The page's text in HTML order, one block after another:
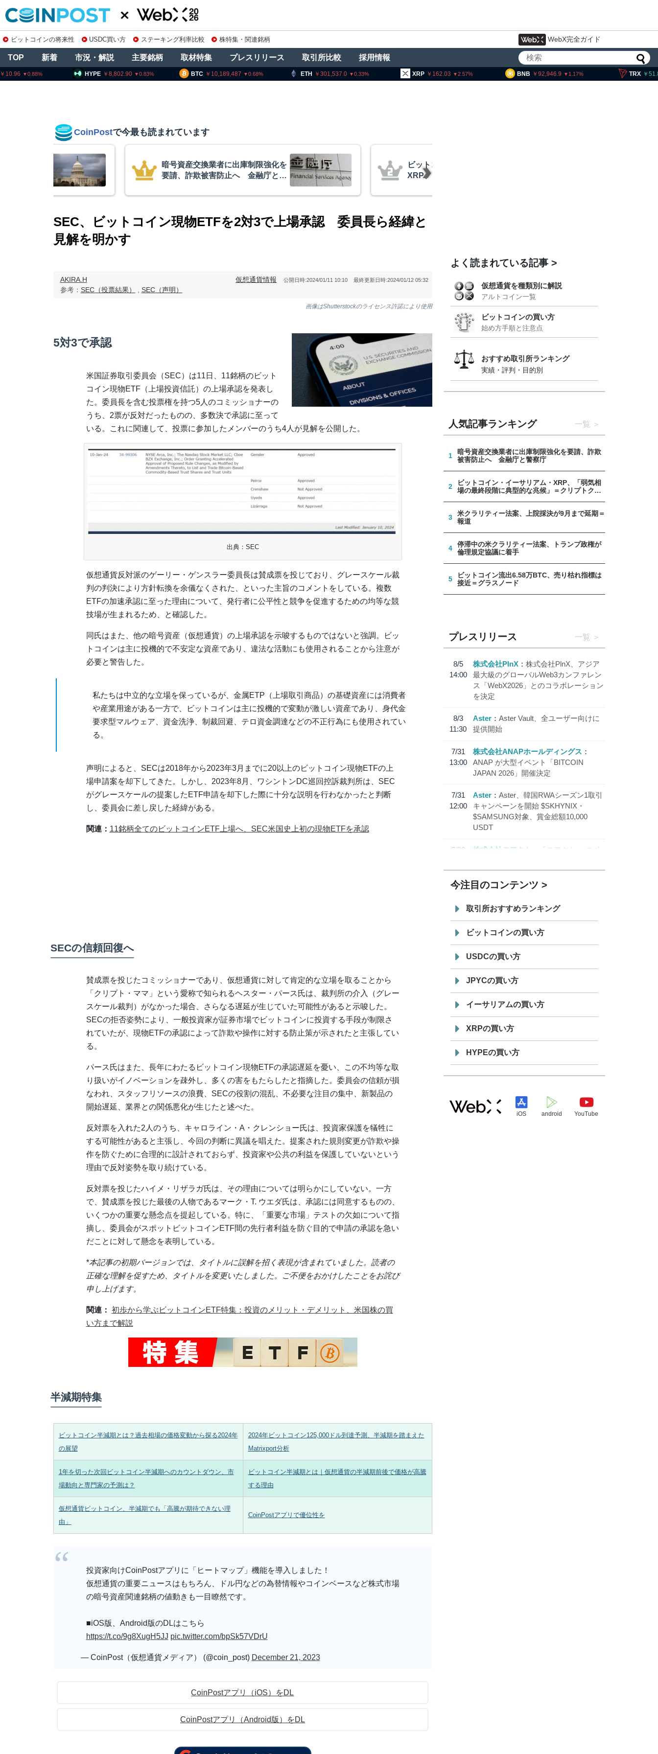
ビットコインの将来性 USDC買い方 ステーキング利率比較 株特集・関連銘柄 WebX完全ガイド
TOP 新着 市況・解説 主要銘柄 取材特集 プレスリリース 取引所比較 採用情報
BTC 10,189,487 0.68 ETH 301,537.0 0.33 XRP 2.57 BNB 92,946.9 1.17 TRX 0.15
HYPE 8,802.90 0.83
CoinPostで今最も読まれています
交換業者に出庫制限強化を
欺被害防止へ 金融庁と警
ビットコイン・イーサリアム・
XRP、「弱気相場の最終段階に典型
的な兆候」＝クリプトクアント
SEC、ビットコイン現物ETFを2対3で上場承認 委員長ら経緯と
見解を明かす
AKIRA.H
参考： SEC（投票結果） SEC（声明）
仮想通貨情報 公開日時:2024/01/11 10:10 最終更新日時:2024/01/12 05:32
画像はShutterstockのライセンス許諾により使用
5対3で承認
米国証券取引委員会（SEC）は11日、11銘柄のビット
コイン現物ETF（上場投資信託）の上場承認を発表し
た。委員長を含む投票権を持つ5人のコミッショナーの
うち、2票が反対だったものの、多数決で承認に至って
いる。これに関連して、投票に参加したメンバーのうち4人が見解を公開した。
出典：SEC
仮想通貨反対派のゲーリー・ゲンスラー委員長は賛成票を投じており、グレースケール裁
判の判決により方針転換を余儀なくされた、といった主旨のコメントをしている。複数
ETFの加速承認に至った理由について、発行者に公平性と競争を促進するための均等な競
技場が生まれるため、と確認した。
同氏はまた、他の暗号資産（仮想通貨）の上場承認を示唆するものではないと強調。ビッ
トコインは主に投機的で不安定な資産であり、違法な活動にも使用されることから注意が
必要と警告した。
私たちは中立的な立場を保っているが、金属ETP（上場取引商品）の基礎資産には消費者
や産業用途がある一方で、ビットコインは主に投機的で変動が激しい資産であり、身代金
要求型マルウェア、資金洗浄、制裁回避、テロ資金調達などの不正行為にも使用されてい
る。
声明によると、SECは2018年から2023年3月までに20以上のビットコイン現物ETFの上
場申請案を却下してきた。しかし、2023年8月、ワシントンDC巡回控訴裁判所は、SEC
がグレースケールの提案したETF申請を却下した際に十分な説明を行わなかったと判断
し、委員会に差し戻した経緯がある。
関連： 11銘柄全てのビットコインETF上場へ、SEC米国史上初の現物ETFを承認
SECの信頼回復へ
賛成票を投じたコミッショナーであり、仮想通貨に対して肯定的な立場を取ることから
「クリプト・ママ」という愛称で知られるヘスター・パース氏は、裁判所の介入（グレー
スケール裁判）がなかった場合、さらなる遅延が生じていた可能性があると示唆した。
SECの拒否姿勢により、一般投資家が証券市場でビットコインに投資する手段が制限さ
れていたが、現物ETFの承認によって詐欺や操作に対する防止策が示されたと主張してい
る。
パース氏はまた、長年にわたるビットコイン現物ETFの承認遅延を憂い、この不均等な取
り扱いがイノベーションを疎外し、多くの害をもたらしたと指摘した。委員会の信頼が損
なわれ、スタッフリソースの浪費、SECの役割の混乱、不必要な注目の集中、新製品の
開始遅延、業界との関係悪化が生じたと述べた。
反対票を入れた2人のうち、キャロライン・A・クレンショー氏は、投資家保護を犠牲に
する可能性があると主張し、今回の判断に異議を唱えた。提案された規則変更が詐欺や操
作を防ぐために合理的に設計されておらず、投資家や公共の利益を保護していないという
理由で反対姿勢を取り続けている。
反対票を投じたハイメ・リザラガ氏は、その理由については明らかにしていない。一方
で、賛成票を投じた最後の人物であるマーク・T. ウエダ氏は、承認には同意するものの、
いくつかの重要な懸念点を提起している。特に、「重要な市場」テストの欠如について指
摘し、委員会がスポットビットコインETF間の先行者利益を防ぐ目的で申請の承認を急い
だことに対して懸念を表明している。
*本記事の初期バージョンでは、タイトルに誤解を招く表現が含まれていました。読者の
正確な理解を促すため、タイトルを変更いたしました。ご不便をおかけしたことをお詫び
申し上げます。
関連： 初歩から学ぶビットコインETF特集：投資のメリット・デメリット、米国株の買
い方まで解説
半減期特集
ビットコイン半減期とは？過去相場の価格変動から探る2024年
の展望
2024年ビットコイン125,000ドル到達予測、半減期を踏まえた
Matrixport分析
1年を切った次回ビットコイン半減期へのカウントダウン、市
場動向と専門家の予測は？
ビットコイン半減期とは｜仮想通貨の半減期前後で価格が高騰
する理由
仮想通貨ビットコイン、半減期でも「高騰が期待できない理
由」
CoinPostアプリで優位性を
投資家向けCoinPostアプリに「ヒートマップ」機能を導入しました！
仮想通貨の重要ニュースはもちろん、ドル円などの為替情報やコインベースなど株式市場
の暗号資産関連銘柄の値動きも一目瞭然です。
■iOS版、Android版のDLはこちら
https://t.co/9g8XugH5JJ pic.twitter.com/bpSk57VDrU
— CoinPost（仮想通貨メディア） (@coin_post) December 21, 2023
CoinPostアプリ（iOS）をDL
CoinPostアプリ（Android版）をDL
よく読まれている記事
仮想通貨を種類別に解説
アルトコイン一覧
ビットコインの買い方
始め方手順と注意点
おすすめ取引所ランキング
実績・評判・目的別
人気記事ランキング 一覧
1
暗号資産交換業者に出庫制限強化を要請、詐欺
被害防止へ 金融庁と警察庁
2
ビットコイン・イーサリアム・XRP、「弱気相
場の最終段階に典型的な兆候」＝クリプトクア
3
米クラリティー法案、上院採決が9月まで延期＝
報道
4
停滞中の米クラリティー法案、トランプ政権が
倫理規定協議に着手
5
ビットコイン流出6.58万BTC、売り枯れ指標は
接近＝グラスノード
プレスリリース 一覧
8/5
14:00
株式会社PlnX
株式会社PlnX、アジア
最大級のグローバルWeb3カンファレン
ス「WebX2026」とのコラボレーション
を決定
8/3
11:30
Aster
Aster Vault、全ユーザー向けに
提供開始
7/31
13:00
株式会社ANAPホールディングス
ANAP が大型イベント「BITCOIN
JAPAN 2026」開催決定
7/31
12:00
Aster
Aster、韓国RWAシーズン1取引
キャンペーンを開始 $SKHYNIX・
$SAMSUNG対象、賞金総額10,000
USDT
7/30
株式会社モアクト
「モアクト」 のポ
「 JPYC」を追加
19:30
てステーブルコイン「JPYSC」徹底解
説セミナーを開催
今注目のコンテンツ
取引所おすすめランキング
ビットコインの買い方
USDCの買い方
JPYCの買い方
イーサリアムの買い方
XRPの買い方
HYPEの買い方
iOS android YouTube